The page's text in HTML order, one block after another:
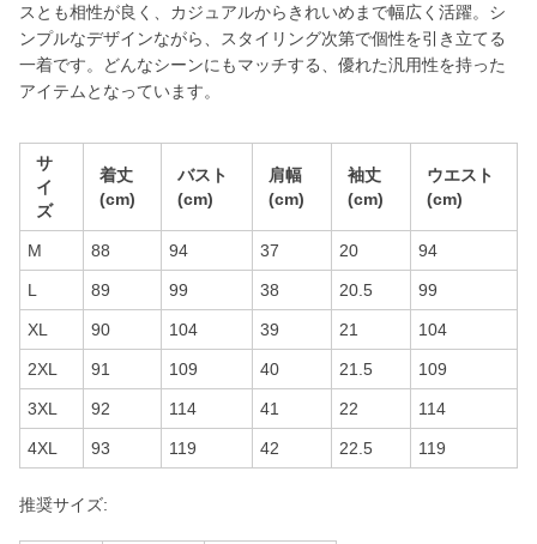
スとも相性が良く、カジュアルからきれいめまで幅広く活躍。シ
ンプルなデザインながら、スタイリング次第で個性を引き立てる
一着です。どんなシーンにもマッチする、優れた汎用性を持った
アイテムとなっています。
サ
イ
ズ
着丈
(cm)
バスト
(cm)
肩幅
(cm)
袖丈
(cm)
ウエスト
(cm)
M 88 94 37 20 94
L 89 99 38 20.5 99
XL 90 104 39 21 104
2XL 91 109 40 21.5 109
3XL 92 114 41 22 114
4XL 93 119 42 22.5 119
推奨サイズ: